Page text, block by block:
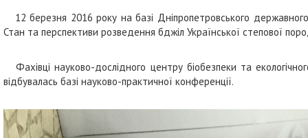
12 березня 2016 року на базі Дніпропетровського
Стан та перспективи розведення бджіл Української степової
Фахівці науково-дослідного центру біобезпеки та
відбувалась базі науково-практичної конференції.